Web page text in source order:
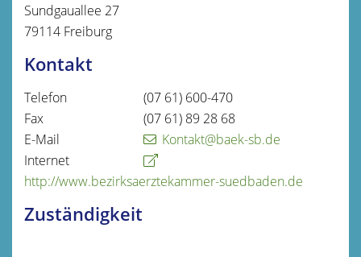
Sundgauallee 27
79114 Freiburg
Kontakt
Telefon (07 61) 600-470
Fax
(07 61) 89 28 68
E-Mail
Kontakt@baek-sb.de
Internet
http://www.bezirksaerztekammer-suedbaden.de
Zuständigkeit